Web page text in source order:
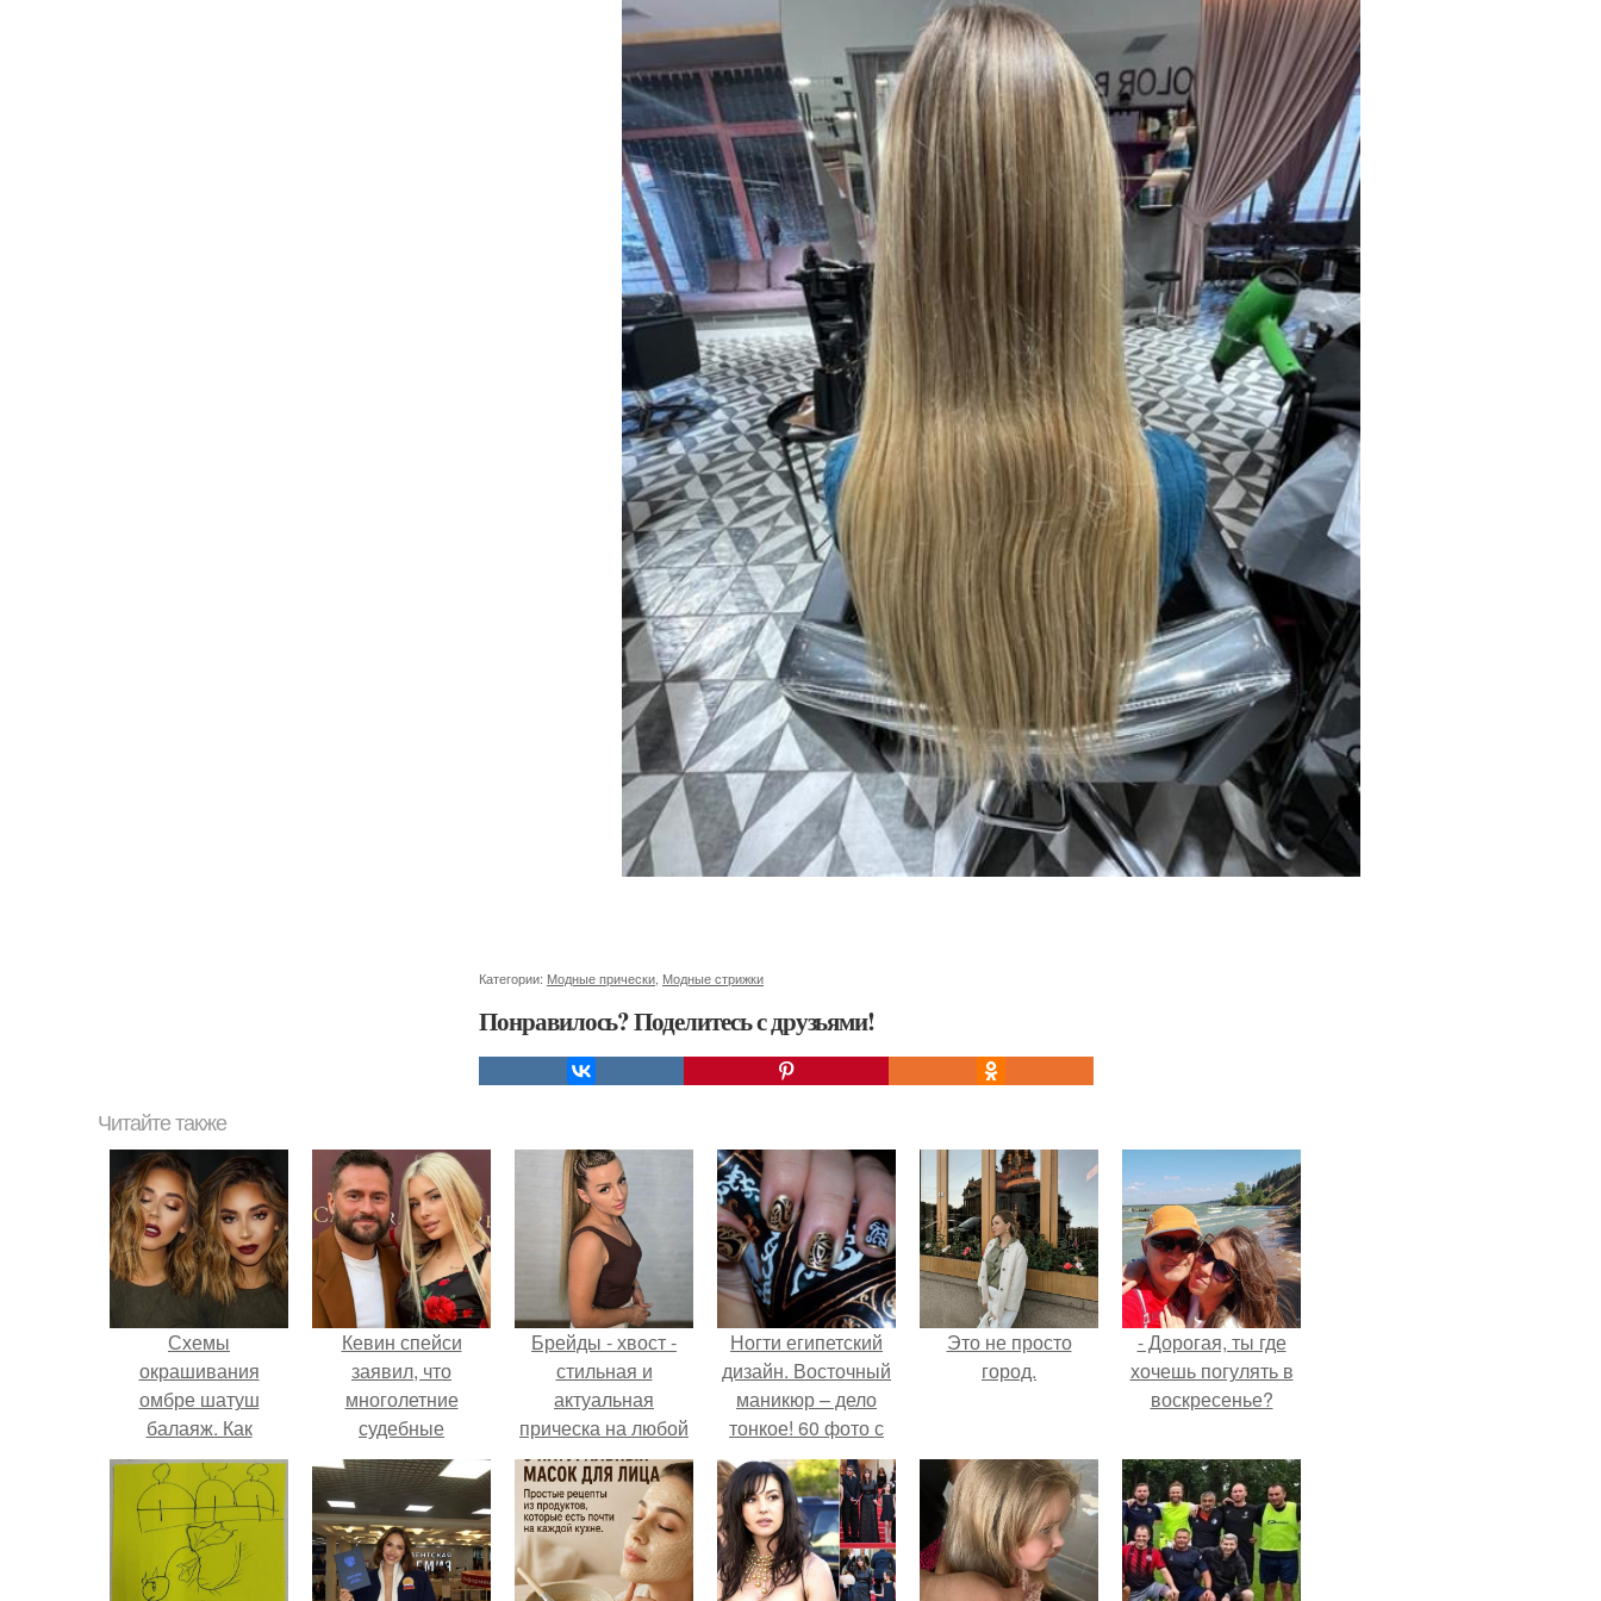
Категории: Модные прически Модные стрижки
Понравилось? Поделитесь с друзьями!
Читайте также
Схемы
окрашивания
омбре шатуш
балаяж. Как
выбрать
окрашивание для
себя
Кевин спейси
заявил, что
многолетние
судебные
разбирательства
практически
уничтожили его
состояние.
Брейды - хвост -
стильная и
актуальная
прическа на любой
случай.
Ногти египетский
дизайн. Восточный
маникюр – дело
тонкое! 60 фото с
идеями дизайна
ногтей
Это не просто
город.
- Дорогая, ты где
хочешь погулять в
воскресенье?